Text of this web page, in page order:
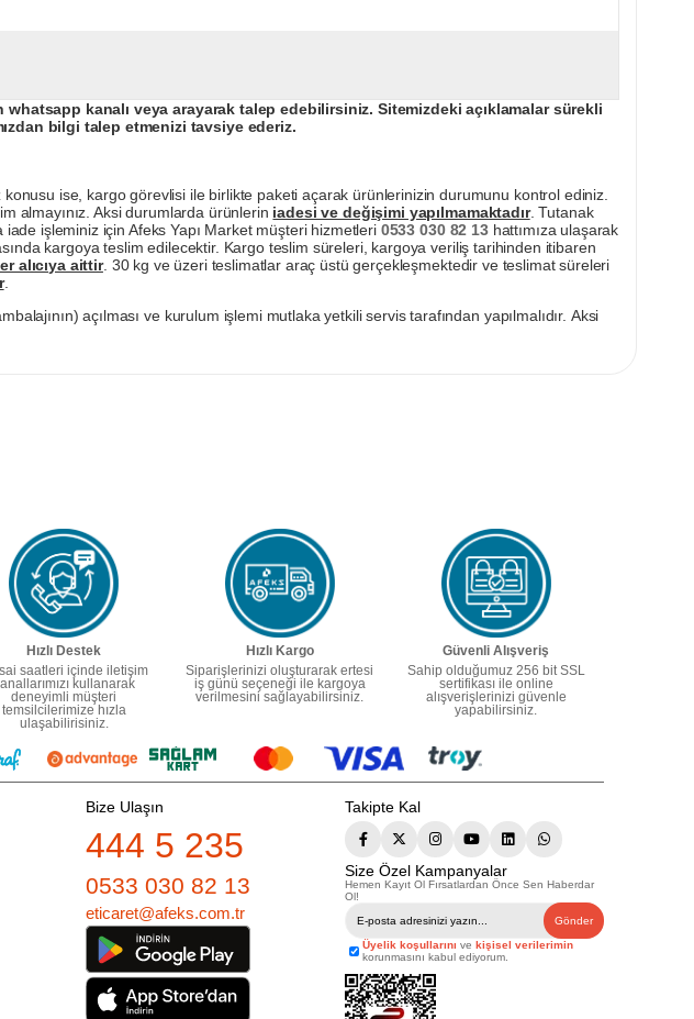
whatsapp kanalı veya arayarak talep edebilirsiniz. Sitemizdeki açıklamalar sürekli
bilgi talep etmenizi tavsiye ederiz.
ise, kargo görevlisi ile birlikte paketi açarak ürünlerinizin durumunu kontrol ediniz.
almayınız. Aksi durumlarda ürünlerin iadesi ve değişimi yapılmamaktadır. Tutanak
işleminiz için Afeks Yapı Market müşteri hizmetleri 0533 030 82 13hattımıza ulaşarak
kargoya teslim edilecektir. Kargo teslim süreleri, kargoya veriliş tarihinden itibaren
alıcıya aittir. 30 kg ve üzeri teslimatlar araç üstü gerçekleşmektedir ve teslimat süreleri
.
açılması ve kurulum işlemi mutlaka yetkili servis tarafından yapılmalıdır. Aksi
Hızlı Destek
saatleri içinde iletişim
kullanarak
deneyimli müşteri
temsilcilerimize hızla
ulaşabilirisiniz.
Hızlı Kargo
Siparişlerinizi oluşturarak ertesi
iş günü seçeneği ile kargoya
verilmesini sağlayabilirsiniz.
Güvenli Alışveriş
Sahip olduğumuz 256 bit SSL
sertifikası ile online
alışverişlerinizi güvenle
yapabilirsiniz.
Bize Ulaşın
444 5 235
0533 030 82 13
eticaret@afeks.com.tr
Takipte Kal
Size Özel Kampanyalar
Hemen Kayıt Ol Fırsatlardan Önce Sen Haberdar
Ol!
Gönder
Üyelik koşullarını ve kişisel verilerimin
korunmasını kabul ediyorum.